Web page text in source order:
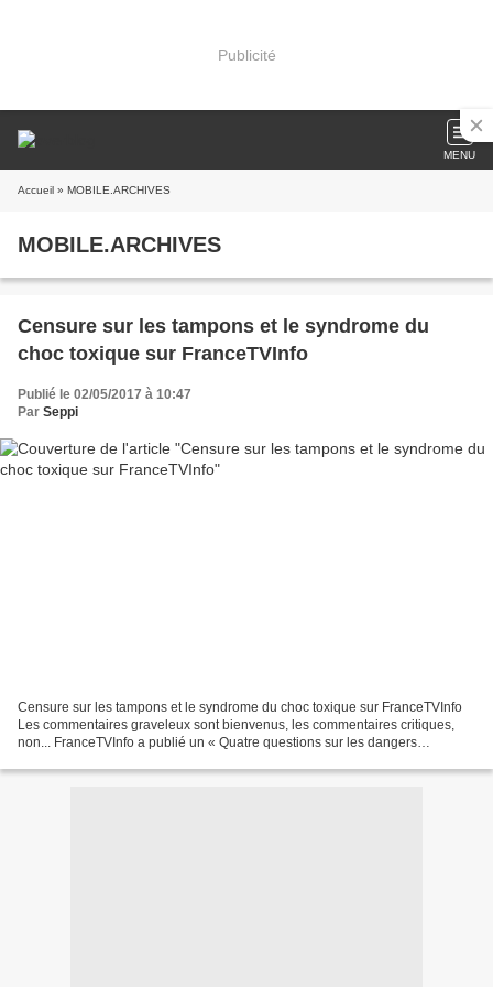
Publicité
MENU
Accueil » MOBILE.ARCHIVES
MOBILE.ARCHIVES
Censure sur les tampons et le syndrome du
choc toxique sur FranceTVInfo
Publié le 02/05/2017 à 10:47
Par Seppi
Censure sur les tampons et le syndrome du choc toxique sur FranceTVInfo
Les commentaires graveleux sont bienvenus, les commentaires critiques,
non... FranceTVInfo a publié un « Quatre questions sur les dangers